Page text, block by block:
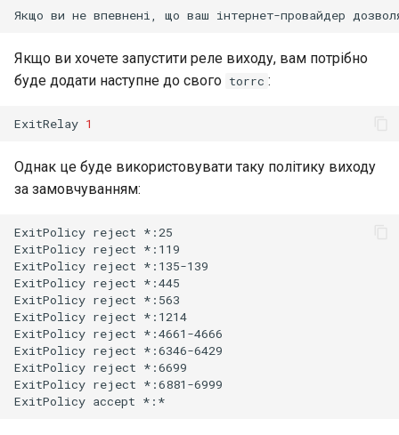
Якщо ви хочете запустити реле виходу, вам потрібно
буде додати наступне до свого torrc :
ExitRelay 1
Однак це буде використовувати таку політику виходу
за замовчуванням:
ExitPolicy reject *:25
ExitPolicy reject *:119
ExitPolicy reject *:135-139
ExitPolicy reject *:445
ExitPolicy reject *:563
ExitPolicy reject *:1214
ExitPolicy reject *:4661-4666
ExitPolicy reject *:6346-6429
ExitPolicy reject *:6699
ExitPolicy reject *:6881-6999
ExitPolicy accept